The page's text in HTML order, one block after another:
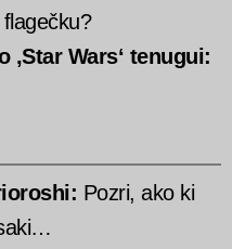
‚Star Wars‘ tenugui:
Pozri, ako ki